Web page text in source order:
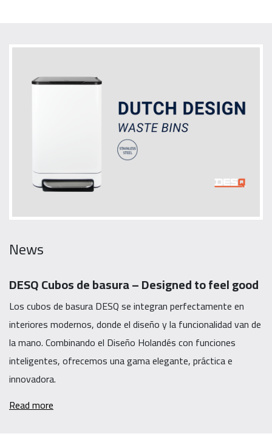
News
DESQ Cubos de basura – Designed to feel good
Los cubos de basura DESQ se integran perfectamente en
interiores modernos, donde el diseño y la funcionalidad van de
la mano. Combinando el Diseño Holandés con funciones
inteligentes, ofrecemos una gama elegante, práctica e
innovadora.
Read more